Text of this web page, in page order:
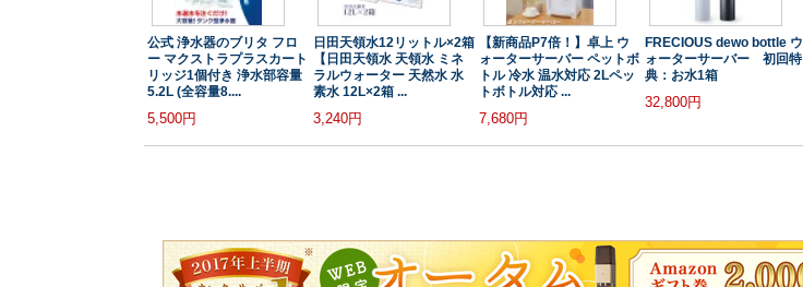
公式 浄水器のブリタ フロ
ー マクストラプラスカート
リッジ1個付き 浄水部容量
5.2L (全容量8....
5,500円
日田天領水12リットル×2箱
【日田天領水 天領水 ミネ
ラルウォーター 天然水 水
素水 12L×2箱 ...
3,240円
【新商品P7倍！】卓上 ウ
ォーターサーバー ペットボ
トル 冷水 温水対応 2Lペッ
トボトル対応 ...
7,680円
FRECIOUS dewo bottle ウ
ォーターサーバー 初回特
典：お水1箱
32,800円